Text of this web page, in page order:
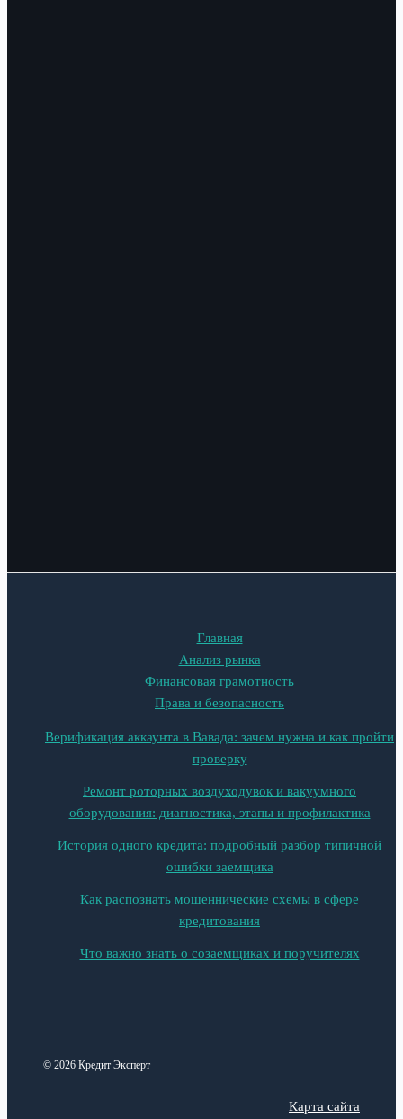
Главная
Анализ рынка
Финансовая грамотность
Права и безопасность
Верификация аккаунта в Вавада: зачем нужна и как пройти
проверку
Ремонт роторных воздуходувок и вакуумного
оборудования: диагностика, этапы и профилактика
История одного кредита: подробный разбор типичной
ошибки заемщика
Как распознать мошеннические схемы в сфере
кредитования
Что важно знать о созаемщиках и поручителях
© 2026 Кредит Эксперт
Карта сайта